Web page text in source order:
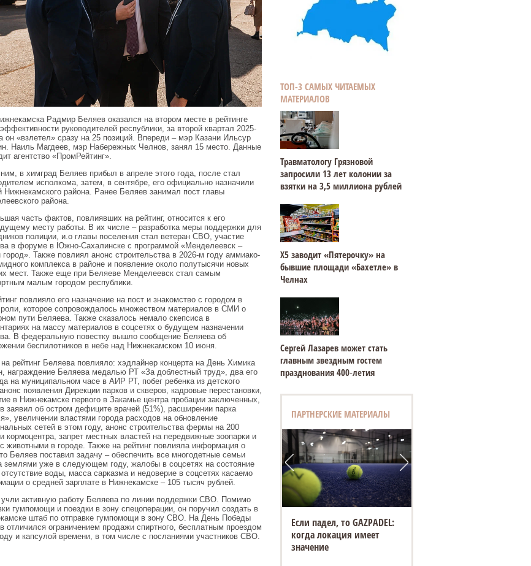
Радмир Беляев оказался на втором месте в рейтинге
руководителей республики, за второй квартал 2025-
он «взлетел» сразу на 25 позиций. Впереди – мэр Казани Ильсур
Наиль Магдеев, мэр Набережных Челнов, занял 15 место. Данные
агентство «ПромРейтинг».
в химград Беляев прибыл в апреле этого года, после стал
исполкома, затем, в сентябре, его официально назначили
Нижнекамского района. Ранее Беляев занимал пост главы
района.
часть фактов, повлиявших на рейтинг, относится к его
месту работы. В их числе – разработка меры поддержки для
полиции, и.о главы поселения стал ветеран СВО, участие
в форуме в Южно-Сахалинске с программой «Менделеевск –
Также повлиял анонс строительства в 2026-м году аммиако-
комплекса в районе и появление около полутысячи новых
мест. Также еще при Беляеве Менделеевск стал самым
малым городом республики.
повлияло его назначение на пост и знакомство с городом в
роли, которое сопровождалось множеством материалов в СМИ о
пути Беляева. Также сказалось немало скепсиса в
на массу материалов в соцсетях о будущем назначении
В федеральную повестку вышло сообщение Беляева об
беспилотников в небе над Нижнекамском 10 июня.
рейтинг Беляева повлияло: хэдлайнер концерта на День Химика
награждение Беляева медалью РТ «За доблестный труд», два его
на муниципальном часе в АИР РТ, побег ребенка из детского
появления Дирекции парков и скверов, кадровые перестановки,
в Нижнекамске первого в Закамье центра пробации заключенных,
заявил об остром дефиците врачей (51%), расширении парка
увеличении властями города расходов на обновление
сетей в этом году, анонс строительства фермы на 200
кормоцентра, запрет местных властей на передвижные зоопарки и
животными в городе. Также на рейтинг повлияла информация о
Беляев поставил задачу – обеспечить все многодетные семьи
землями уже в следующем году, жалобы в соцсетях на состояние
отсутствие воды, масса сарказма и недоверие в соцсетях касаемо
о средней зарплате в Нижнекамске – 105 тысяч рублей.
активную работу Беляева по линии поддержки СВО. Помимо
гумпомощи и поездки в зону спецоперации, он поручил создать в
штаб по отправке гумпомощи в зону СВО. На День Победы
отличился ограничением продажи спиртного, бесплатным проездом
и капсулой времени, в том числе с посланиями участников СВО.
ТОП-3 САМЫХ ЧИТАЕМЫХ
МАТЕРИАЛОВ
Травматологу Грязновой
запросили 13 лет колонии за
взятки на 3,5 миллиона рублей
Х5 заводит «Пятерочку» на
бывшие площади «Бахетле» в
Челнах
Сергей Лазарев может стать
главным звездным гостем
празднования 400‑летия
ПАРТНЕРСКИЕ МАТЕРИАЛЫ
Если падел, то GAZPADEL:
когда локация имеет
значение